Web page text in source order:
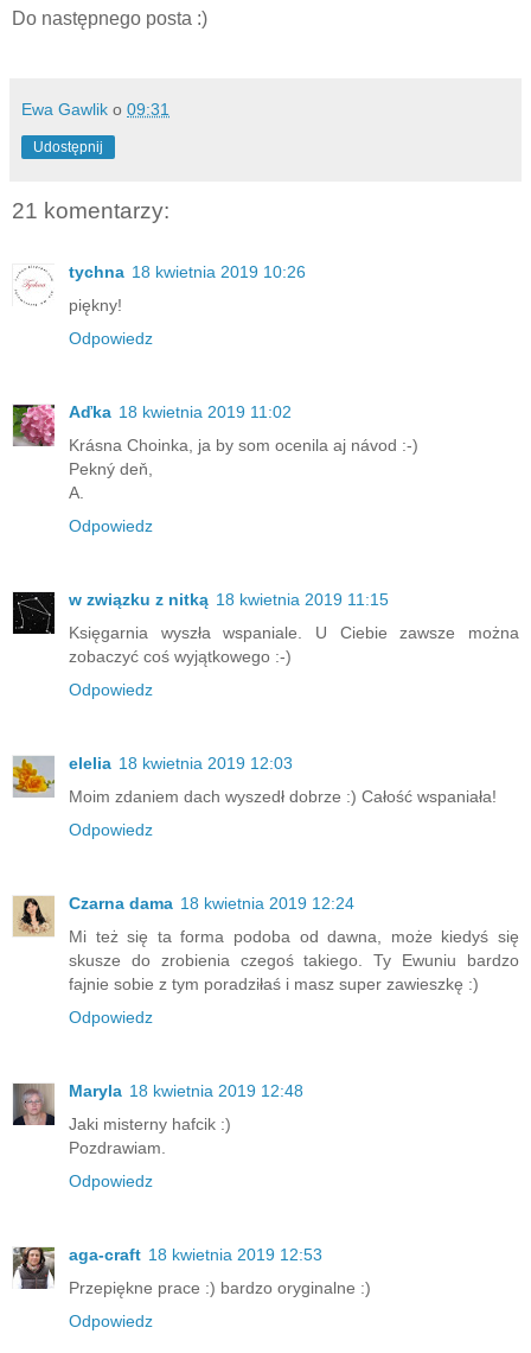
Do następnego posta :)
Ewa Gawlik o 09:31
Udostępnij
21 komentarzy:
tychna 18 kwietnia 2019 10:26
piękny!
Odpowiedz
Aďka 18 kwietnia 2019 11:02
Krásna Choinka, ja by som ocenila aj návod :-)
Pekný deň,
A.
Odpowiedz
w związku z nitką 18 kwietnia 2019 11:15
Księgarnia wyszła wspaniale. U Ciebie zawsze można
zobaczyć coś wyjątkowego :-)
Odpowiedz
elelia 18 kwietnia 2019 12:03
Moim zdaniem dach wyszedł dobrze :) Całość wspaniała!
Odpowiedz
Czarna dama 18 kwietnia 2019 12:24
Mi też się ta forma podoba od dawna, może kiedyś się
skusze do zrobienia czegoś takiego. Ty Ewuniu bardzo
fajnie sobie z tym poradziłaś i masz super zawieszkę :)
Odpowiedz
Maryla 18 kwietnia 2019 12:48
Jaki misterny hafcik :)
Pozdrawiam.
Odpowiedz
aga-craft 18 kwietnia 2019 12:53
Przepiękne prace :) bardzo oryginalne :)
Odpowiedz